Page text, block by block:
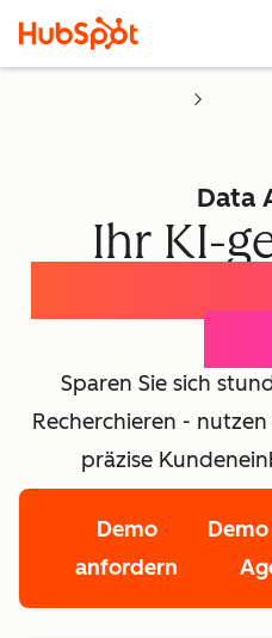
Data
Ihr KI-
Sparen Sie sich
Recherchieren -
präzise
Demo
anfordern